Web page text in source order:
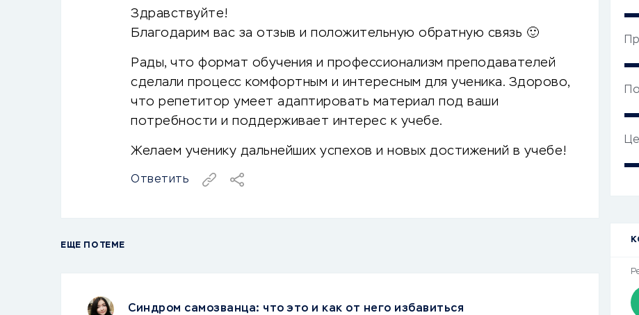
Здравствуйте!
Благодарим вас за отзыв и положительную обратную связь 🙂
Рады, что формат обучения и профессионализм преподавателей
сделали процесс комфортным и интересным для ученика. Здорово,
что репетитор умеет адаптировать материал под ваши
потребности и поддерживает интерес к учебе.
Желаем ученику дальнейших успехов и новых достижений в учебе!
Ответить
ЕЩЕ ПО ТЕМЕ
Синдром самозванца: что это и как от него избавиться